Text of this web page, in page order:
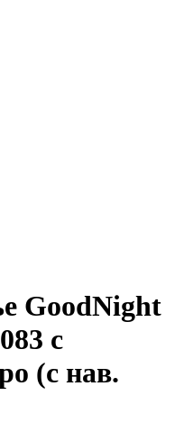
GoodNight
с
(с нав.